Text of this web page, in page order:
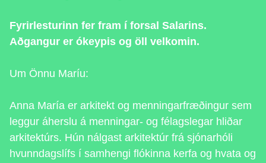
Fyrirlesturinn fer fram í forsal Salarins.
Aðgangur er ókeypis og öll velkomin.
Um Önnu Maríu:
Anna María er arkitekt og menningarfræðingur sem
leggur áherslu á menningar- og félagslegar hliðar
arkitektúrs. Hún nálgast arkitektúr frá sjónarhóli
hvunndagslífs í samhengi flókinna kerfa og hvata og